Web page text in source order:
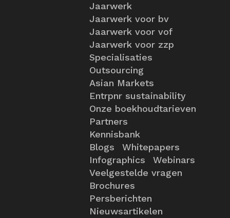
Jaarwerk
Jaarwerk voor bv
Jaarwerk voor vof
Jaarwerk voor zzp
Specialisaties
Outsourcing
Asian Markets
Entrpnr sustainability
Onze boekhoudtarieven
Partners
Kennisbank
Blogs
Whitepapers
Infographics
Webinars
Veelgestelde vragen
Brochures
Persberichten
Nieuwsartikelen